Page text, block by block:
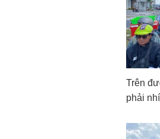
Trên
phải